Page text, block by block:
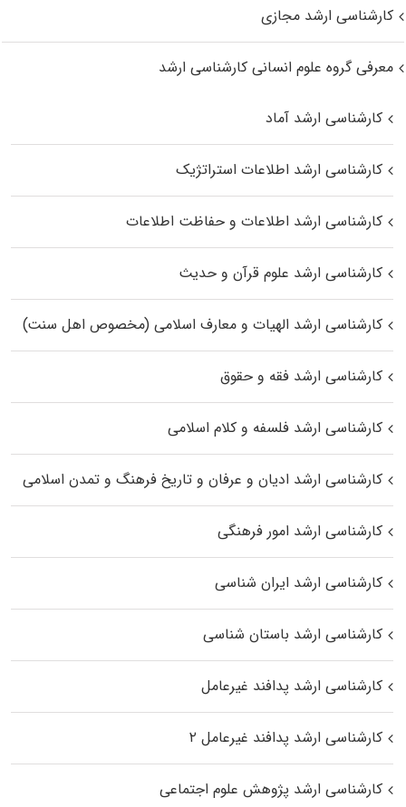
کارشناسی ارشد مجازی
معرفی گروه علوم انسانی کارشناسی ارشد
کارشناسی ارشد آماد
کارشناسی ارشد اطلاعات استراتژیک
کارشناسی ارشد اطلاعات و حفاظت اطلاعات
کارشناسی ارشد علوم قرآن و حدیث
کارشناسی ارشد الهیات و معارف اسلامی (مخصوص اهل سنت)
کارشناسی ارشد فقه و حقوق
کارشناسی ارشد فلسفه و کلام اسلامی
کارشناسی ارشد ادیان و عرفان و تاریخ فرهنگ و تمدن اسلامی
کارشناسی ارشد امور فرهنگی
کارشناسی ارشد ایران شناسی
کارشناسی ارشد باستان شناسی
کارشناسی ارشد پدافند غیرعامل
کارشناسی ارشد پدافند غیرعامل ۲
کارشناسی ارشد پژوهش علوم اجتماعی